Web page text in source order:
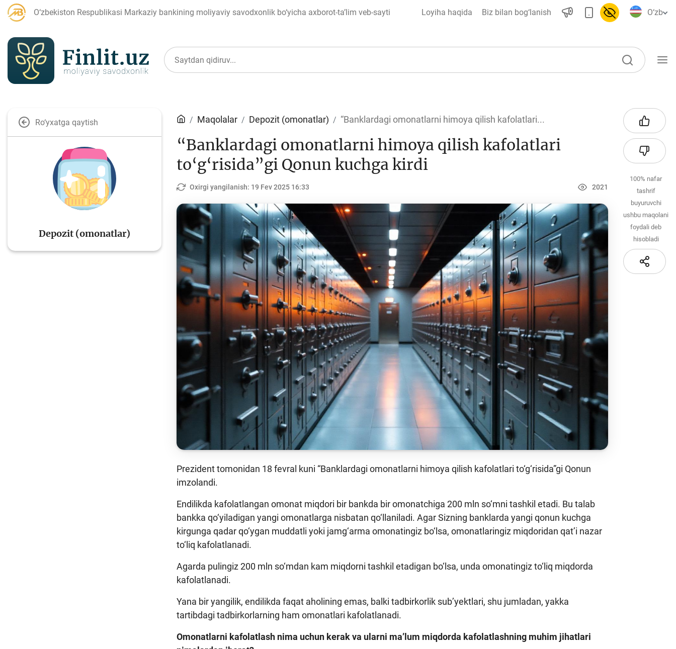
O‘zbekiston Respublikasi Markaziy bankining moliyaviy savodxonlik bo‘yicha axborot-ta’lim veb-sayti Loyiha haqida Biz bilan bog‘lanish O‘zb
Bank agentlari uchun Pul Islom moliyasi
Depozit (omonatlar) Kredit Budjet
Moliya bozori
Pul-kredit siyosati va
uning elementlari
Bank xizmatlari
iste'molchilari
huquqlari
Kichik va oʻrta biznes
vakillari uchun onlayn
oʻquv dastur
Loyihalar
Interaktiv xizmatlar
Loyiha haqida
Kengaytirilgan qidiruv
Sayt xaritasi
Ro‘yxatga qaytish
Depozit (omonatlar)
Maqolalar Depozit (omonatlar) “Banklardagi omonatlarni himoya qilish kafolatlari...
“Banklardagi omonatlarni himoya qilish kafolatlari
to‘g‘risida”gi Qonun kuchga kirdi
Oxirgi yangilanish: 19 Fev 2025 16:33 2021
Prezident tomonidan 18 fevral kuni “Banklardagi omonatlarni himoya qilish kafolatlari to‘g‘risida”gi Qonun
imzolandi.
Endilikda kafolatlangan omonat miqdori bir bankda bir omonatchiga 200 mln so‘mni tashkil etadi. Bu talab
bankka qo‘yiladigan yangi omonatlarga nisbatan qo‘llaniladi. Agar Sizning banklarda yangi qonun kuchga
kirgunga qadar qo‘ygan muddatli yoki jamg‘arma omonatingiz bo‘lsa, omonatlaringiz miqdoridan qat’i nazar
to‘liq kafolatlanadi.
Agarda pulingiz 200 mln so‘mdan kam miqdorni tashkil etadigan bo‘lsa, unda omonatingiz to‘liq miqdorda
kafolatlanadi.
Yana bir yangilik, endilikda faqat aholining emas, balki tadbirkorlik sub’yektlari, shu jumladan, yakka
tartibdagi tadbirkorlarning ham omonatlari kafolatlanadi.
Omonatlarni kafolatlash nima uchun kerak va ularni ma’lum miqdorda kafolatlashning muhim jihatlari
100% nafar
tashrif
buyuruvchi
ushbu maqolani
foydali deb
hisobladi